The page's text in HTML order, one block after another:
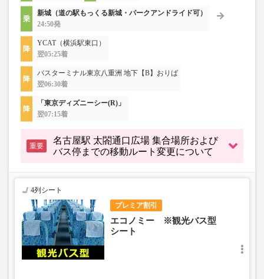
新城（道の駅もっくる新城・パークアンドライド可）
24:50発
YCAT（横浜駅東口）
翌05:25着
バスターミナル東京八重洲 地下【B】おりば
翌06:30着
「東京ディズニーシー(R)」
翌07:15着
重要
名古屋駅 太閤通口広場 集合場所および
バス停までの移動ルート変更について
プレミア割引
4列シート
エコノミー ※観光バス型
シート